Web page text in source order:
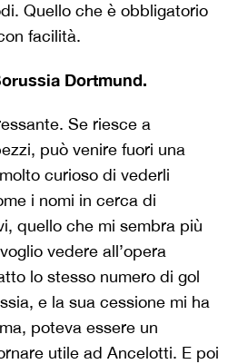
Quello che è obbligatorio
facilità.
Dortmund.
Se riesce a
può venire fuori una
curioso di vederli
i nomi in cerca di
quello che mi sembra più
vedere all’opera
lo stesso numero di gol
e la sua cessione mi ha
poteva essere un
utile ad Ancelotti. E poi